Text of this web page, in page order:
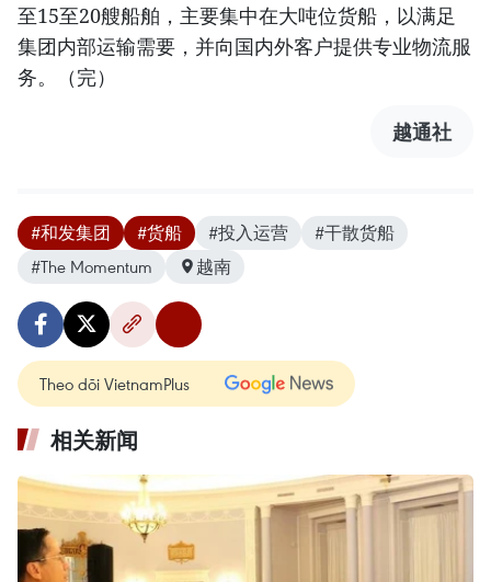
至15至20艘船舶，主要集中在大吨位货船，以满足
集团内部运输需要，并向国内外客户提供专业物流服
务。（完）
越通社
#和发集团 #货船 #投入运营
#干散货船
#The Momentum
越南
Theo dõi VietnamPlus
相关新闻